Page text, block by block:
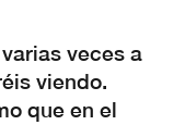
veces a
viendo.
que en el